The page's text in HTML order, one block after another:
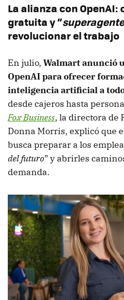
La alianza con
gratuita y “
revolucionar el trabajo
En julio, Walmart anunció
OpenAI para ofrecer
inteligencia artificial a
desde cajeros hasta
Fox Business, la directora de
Donna Morris, explicó que
busca preparar a los
del futuro” y abrirles
demanda.